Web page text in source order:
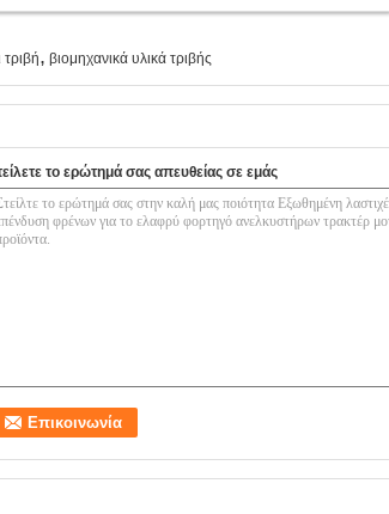
, βιομηχανικά υλικά τριβής
το ερώτημά σας απευθείας σε εμάς